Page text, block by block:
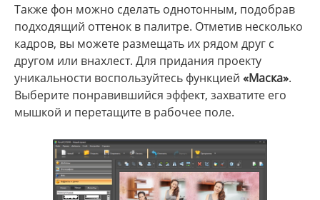
Также фон можно сделать однотонным, подобрав
подходящий оттенок в палитре. Отметив несколько
кадров, вы можете размещать их рядом друг с
другом или внахлест. Для придания проекту
уникальности воспользуйтесь функцией «Маска».
Выберите понравившийся эффект, захватите его
мышкой и перетащите в рабочее поле.